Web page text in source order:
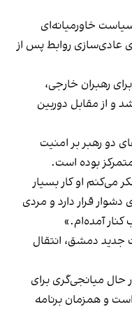
خاورمیانه‌ای
عادی‌سازی روابط پس از
رهبران خارجی،
و از مقابل دوربین
دو رهبر بر امنیت
بوده است.
می‌کنم او کار بسیار
قرار دارد و مردی
آمده‌ام.»
جدید دمشق، انتقال
حال میانجی‌گری برای
و همزمان برنامه